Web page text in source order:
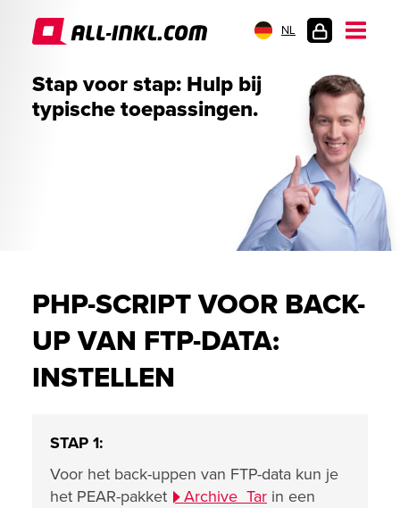
NL
Stap voor stap: Hulp bij
typische toepassingen.
PHP-SCRIPT VOOR BACK-
UP VAN FTP-DATA:
INSTELLEN
STAP 1:
Voor het back-uppen van FTP-data kun je
het PEAR-pakket
Archive_Tar in een